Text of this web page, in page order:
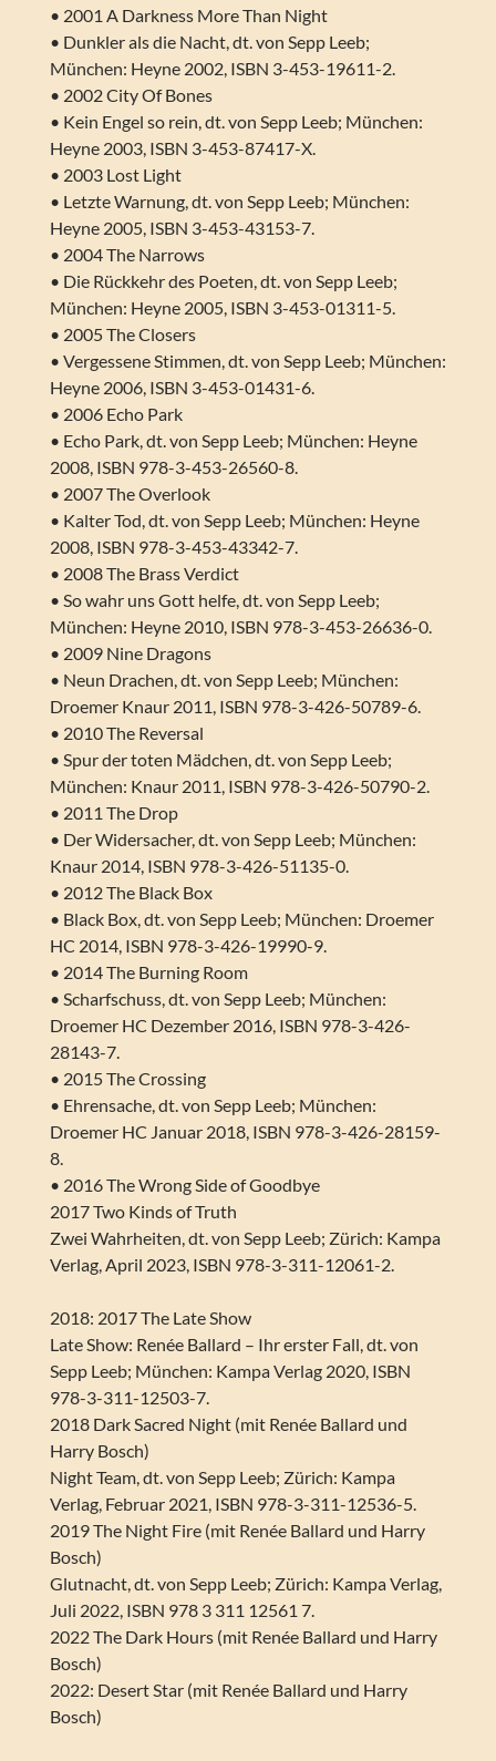
• 2001 A Darkness More Than Night
• Dunkler als die Nacht, dt. von Sepp Leeb;
München: Heyne 2002, ISBN 3-453-19611-2.
• 2002 City Of Bones
• Kein Engel so rein, dt. von Sepp Leeb; München:
Heyne 2003, ISBN 3-453-87417-X.
• 2003 Lost Light
• Letzte Warnung, dt. von Sepp Leeb; München:
Heyne 2005, ISBN 3-453-43153-7.
• 2004 The Narrows
• Die Rückkehr des Poeten, dt. von Sepp Leeb;
München: Heyne 2005, ISBN 3-453-01311-5.
• 2005 The Closers
• Vergessene Stimmen, dt. von Sepp Leeb; München:
Heyne 2006, ISBN 3-453-01431-6.
• 2006 Echo Park
• Echo Park, dt. von Sepp Leeb; München: Heyne
2008, ISBN 978-3-453-26560-8.
• 2007 The Overlook
• Kalter Tod, dt. von Sepp Leeb; München: Heyne
2008, ISBN 978-3-453-43342-7.
• 2008 The Brass Verdict
• So wahr uns Gott helfe, dt. von Sepp Leeb;
München: Heyne 2010, ISBN 978-3-453-26636-0.
• 2009 Nine Dragons
• Neun Drachen, dt. von Sepp Leeb; München:
Droemer Knaur 2011, ISBN 978-3-426-50789-6.
• 2010 The Reversal
• Spur der toten Mädchen, dt. von Sepp Leeb;
München: Knaur 2011, ISBN 978-3-426-50790-2.
• 2011 The Drop
• Der Widersacher, dt. von Sepp Leeb; München:
Knaur 2014, ISBN 978-3-426-51135-0.
• 2012 The Black Box
• Black Box, dt. von Sepp Leeb; München: Droemer
HC 2014, ISBN 978-3-426-19990-9.
• 2014 The Burning Room
• Scharfschuss, dt. von Sepp Leeb; München:
Droemer HC Dezember 2016, ISBN 978-3-426-
28143-7.
• 2015 The Crossing
• Ehrensache, dt. von Sepp Leeb; München:
Droemer HC Januar 2018, ISBN 978-3-426-28159-
8.
• 2016 The Wrong Side of Goodbye
2017 Two Kinds of Truth
Zwei Wahrheiten, dt. von Sepp Leeb; Zürich: Kampa
Verlag, April 2023, ISBN 978-3-311-12061-2.
2018: 2017 The Late Show
Late Show: Renée Ballard – Ihr erster Fall, dt. von
Sepp Leeb; München: Kampa Verlag 2020, ISBN
978-3-311-12503-7.
2018 Dark Sacred Night (mit Renée Ballard und
Harry Bosch)
Night Team, dt. von Sepp Leeb; Zürich: Kampa
Verlag, Februar 2021, ISBN 978-3-311-12536-5.
2019 The Night Fire (mit Renée Ballard und Harry
Bosch)
Glutnacht, dt. von Sepp Leeb; Zürich: Kampa Verlag,
Juli 2022, ISBN 978 3 311 12561 7.
2022 The Dark Hours (mit Renée Ballard und Harry
Bosch)
2022: Desert Star (mit Renée Ballard und Harry
Bosch)